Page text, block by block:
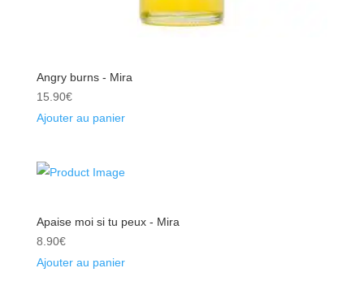
Angry burns - Mira
15.90€
Ajouter au panier
Apaise moi si tu peux - Mira
8.90€
Ajouter au panier